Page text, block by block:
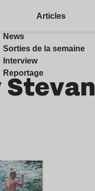
Articles
News
Sorties de la semaine
Interview
Reportage
Stevan